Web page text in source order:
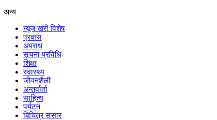
अन्य
न्यूज खरी विशेष
प्रवास
अपराध
सूचना प्रविधि
शिक्षा
स्वास्थ्य
जीवनशैली
अन्तर्वार्ता
साहित्य
पर्यटन
बिचित्र संसार